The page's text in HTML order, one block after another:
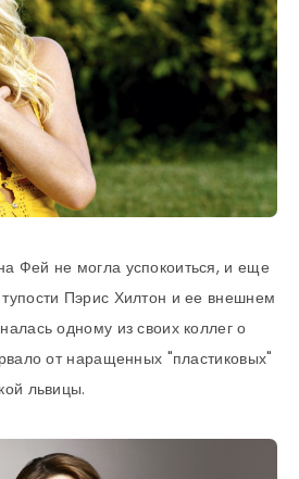
Фей не могла успокоиться, и еще
Пэрис Хилтон и ее внешнем
одному из своих коллег о
от наращенных "пластиковых"
львицы.